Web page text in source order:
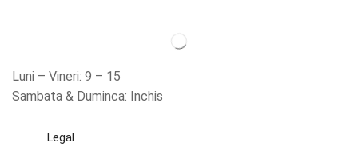
Luni – Vineri: 9 – 15
Sambata & Duminca: Inchis
Legal